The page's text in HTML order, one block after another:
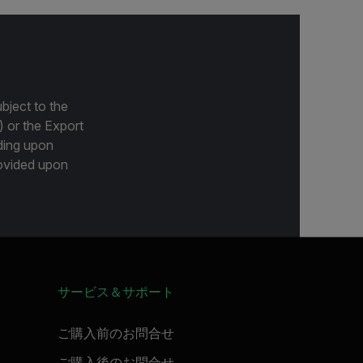
to the
or the Export
upon
upon
サービス＆サポート
ご購入前のお問合せ